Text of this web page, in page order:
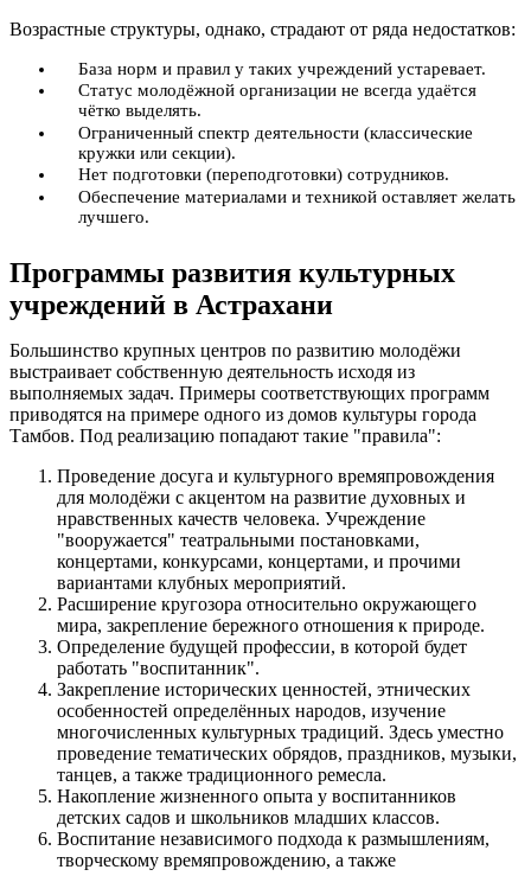
Возрастные структуры, однако, страдают от ряда недостатков:
База норм и правил у таких учреждений устаревает.
Статус молодёжной организации не всегда удаётся
чётко выделять.
Ограниченный спектр деятельности (классические
кружки или секции).
Нет подготовки (переподготовки) сотрудников.
Обеспечение материалами и техникой оставляет желать
лучшего.
Программы развития культурных
учреждений в Астрахани
Большинство крупных центров по развитию молодёжи
выстраивает собственную деятельность исходя из
выполняемых задач. Примеры соответствующих программ
приводятся на примере одного из домов культуры города
Тамбов. Под реализацию попадают такие "правила":
Проведение досуга и культурного времяпровождения
для молодёжи с акцентом на развитие духовных и
нравственных качеств человека. Учреждение
"вооружается" театральными постановками,
концертами, конкурсами, концертами, и прочими
вариантами клубных мероприятий.
Расширение кругозора относительно окружающего
мира, закрепление бережного отношения к природе.
Определение будущей профессии, в которой будет
работать "воспитанник".
Закрепление исторических ценностей, этнических
особенностей определённых народов, изучение
многочисленных культурных традиций. Здесь уместно
проведение тематических обрядов, праздников, музыки,
танцев, а также традиционного ремесла.
Накопление жизненного опыта у воспитанников
детских садов и школьников младших классов.
Воспитание независимого подхода к размышлениям,
творческому времяпровождению, а также